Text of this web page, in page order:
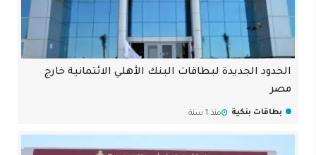
الحدود الجديدة لبطاقات البنك الأهلي الائتمانية خارج
مصر
بطاقات بنكية منذ 1 سنة